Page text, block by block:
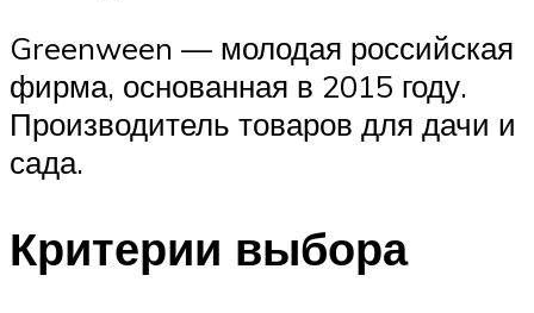
Greenween — молодая российская
фирма, основанная в 2015 году.
Производитель товаров для дачи и
сада.
Критерии выбора